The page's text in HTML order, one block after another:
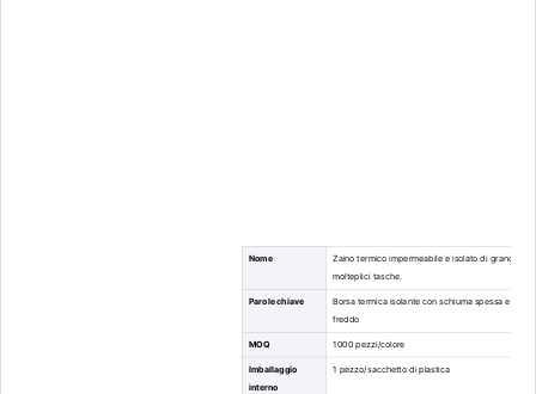
Nome
Zaino termico impermeabile e isolato di grande
molteplici tasche.
Parole chiave Borsa termica isolante con schiuma spessa e
freddo
MOQ 1000 pezzi/colore
Imballaggio
interno
1 pezzo/sacchetto di plastica